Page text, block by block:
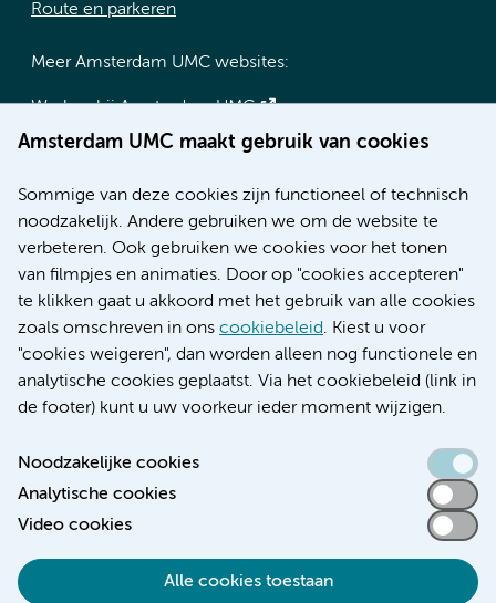
Amsterdam UMC maakt gebruik van cookies
Sommige van deze cookies zijn functioneel of technisch
noodzakelijk. Andere gebruiken we om de website te
verbeteren. Ook gebruiken we cookies voor het tonen
van filmpjes en animaties. Door op "cookies accepteren"
te klikken gaat u akkoord met het gebruik van alle cookies
zoals omschreven in ons cookiebeleid. Kiest u voor
"cookies weigeren", dan worden alleen nog functionele en
analytische cookies geplaatst. Via het cookiebeleid (link in
de footer) kunt u uw voorkeur ieder moment wijzigen.
Noodzakelijke cookies
Analytische cookies
Video cookies
Alle cookies toestaan
Route en parkeren
Meer Amsterdam UMC websites:
Werken bij Amsterdam UMC
Over Amsterdam UMC
Research
Educatie locatie AMC
Educatie locatie VUmc
Verwijzen & diagnostiek
Toegankelijkheidsverklaring
Responsible disclosure